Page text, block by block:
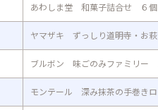
あわしま堂 和菓子詰合せ ６個
ヤマザキ ずっしり道明寺・お
ブルボン 味ごのみファミリー
モンテール 深み抹茶の手巻き